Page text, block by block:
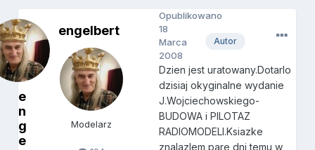
e
n
g
e
engelbert
Modelarz
Autor
Opublikowano
18
Marca
2008
Dzien jest uratowany.Dotarlo
dzisiaj okyginalne wydanie
J.Wojciechowskiego-
BUDOWA i PILOTAZ
RADIOMODELI.Ksiazke
znalazlem pare dni temu w